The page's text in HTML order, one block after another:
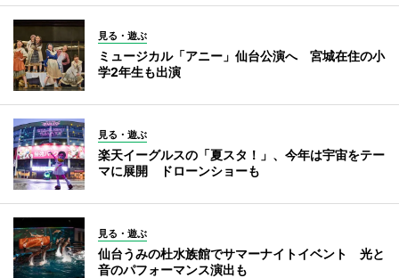
見る・遊ぶ
ミュージカル「アニー」仙台公演へ 宮城在住の小
学2年生も出演
見る・遊ぶ
楽天イーグルスの「夏スタ！」、今年は宇宙をテー
マに展開 ドローンショーも
見る・遊ぶ
仙台うみの杜水族館でサマーナイトイベント 光と
音のパフォーマンス演出も